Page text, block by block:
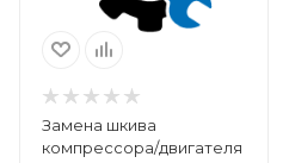
Замена шкива
компрессора/двигателя